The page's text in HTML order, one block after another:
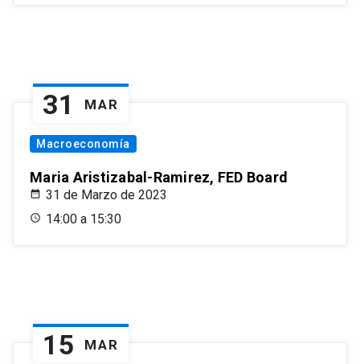
31 MAR
Macroeconomía
Maria Aristizabal-Ramirez, FED Board
31 de Marzo de 2023
14:00 a 15:30
15 MAR